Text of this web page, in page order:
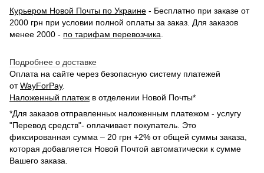
Курьером Новой Почты по Украине - Бесплатно при заказе от
2000 грн при условии полной оплаты за заказ. Для заказов
менее 2000 - по тарифам перевозчика
Подробнее о доставке
Оплата на сайте через безопасную систему платежей
отWayForPay.
Наложенный платеж в отделении Новой Почты*
*Для заказов отправленных наложенным платежом - услугу
"Перевод средств"- оплачивает покупатель. Это
фиксированная сумма – 20 грн +2% от общей суммы заказа,
которая добавляется Новой Почтой автоматически к сумме
Вашего заказа.